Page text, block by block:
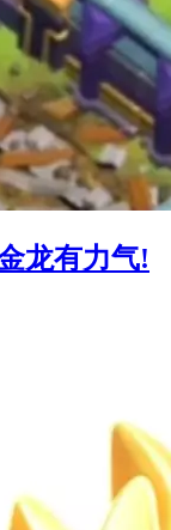
龙有力气!